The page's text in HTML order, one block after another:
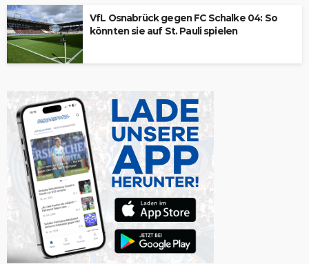
VfL Osnabrück gegen FC Schalke 04: So
könnten sie auf St. Pauli spielen